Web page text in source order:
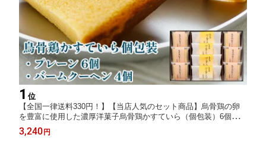
1 位
【全国一律送料330円！】【当店人気のセット商品】烏骨鶏の卵
を豊富に使用した濃厚洋菓子烏骨鶏かすていら（個包装）6個・バ
ームクーヘン4個【うけいあん】【烏鶏庵】
3,240円